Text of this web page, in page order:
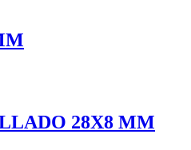
28X8 MM